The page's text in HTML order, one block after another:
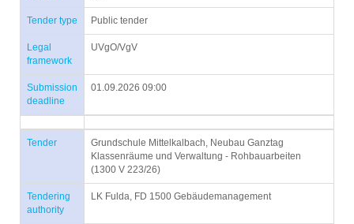
Tender type Public tender
Legal
framework
UVgO/VgV
Submission
deadline
01.09.2026 09:00
Tender
Grundschule Mittelkalbach, Neubau Ganztag
Klassenräume und Verwaltung - Rohbauarbeiten
(1300 V 223/26)
Tendering
authority
LK Fulda, FD 1500 Gebäudemanagement